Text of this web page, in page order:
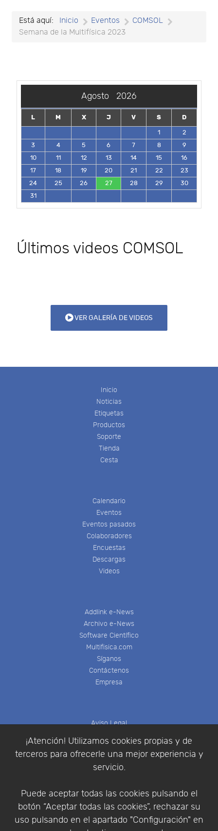
¡Atención! Utilizamos cookies propias y de
terceros para ofrecerle una mejor experiencia y
servicio.
Puede aceptar todas las cookies pulsando el
botón “Aceptar todas las cookies”, rechazar su
uso pulsando en el apartado "Configuración" en
Está aquí: Inicio Eventos
COMSOL
Semana de la Multifísica 2023
Agosto 2026
L M X J V S
D
1
2
3
4 5 6 7 8
9
10
11 12 13 14 15
16
17
18 19 20 21 22
23
24
25 26 27 28 29
30
31
Últimos videos COMSOL
VER GALERÍA DE VIDEOS
Inicio
Noticias
Etiquetas
Productos
Soporte
Tienda
Cesta
Calendario
Eventos
Eventos pasados
Colaboradores
Encuestas
Descargas
Videos
Addlink e-News
Archivo e-News
Software Científico
Multifisica.com
Síganos
Contáctenos
Empresa
Aviso Legal
Política de Privacidad
Condiciones de compra
Identificarse